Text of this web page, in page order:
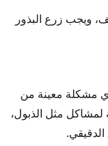
ويجب زرع البذور
مشكلة معينة من
لمشاكل مثل الذبول،
الدقيقي.